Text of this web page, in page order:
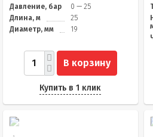
Давление, бар
0 — 25
Длина, м
25
Диаметр, мм
19
В корзину
Купить в 1 клик